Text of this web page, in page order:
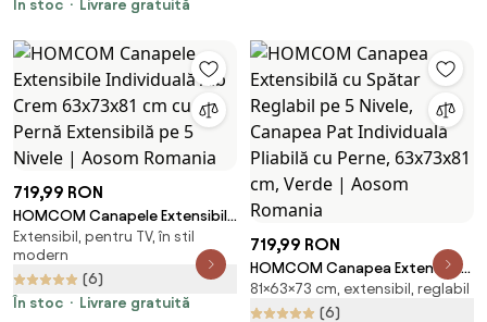
În stoc
Livrare gratuită
719,99 RON
HOMCOM Canapele Extensibile
Individuală Alb Crem 63x73x81
cm cu Pernă Extensibilă pe 5
Nivele | Aosom Romania
Extensibil, pentru TV, în stil
modern
(6)
În stoc
Livrare gratuită
719,99 RON
HOMCOM Canapea Extensibilă
cu Spătar Reglabil pe 5 Nivele,
Canapea Pat Individuală Pliabilă
81×63×73 cm, extensibil, reglabil
(6)